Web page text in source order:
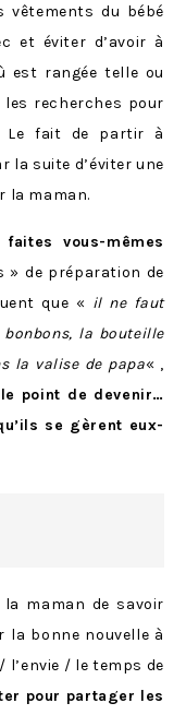
vêtements du bébé
et éviter d’avoir à
est rangée telle ou
recherches pour
Le fait de partir à
la suite d’éviter une
la maman.
faites vous-mêmes
» de préparation de
que « il ne faut
la bouteille
la valise de papa« ,
point de devenir…
se gèrent eux-
maman de savoir
la bonne nouvelle à
l’envie / le temps de
pour partager les